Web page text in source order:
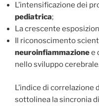
L’intensificazione dei
pediatrica;
La crescente
Il riconoscimento
neuroinfiammazionee
nello sviluppo
L’indice di correlazione
sottolinea la sincronia